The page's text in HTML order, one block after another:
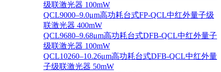
级联激光器 100mW
QCL9000–9.0μm高功耗台式FP-QCL中红外量子级
联激光器 400mW
QCL9680–9.68μm高功耗台式DFB-QCL中红外量子
级联激光器 100mW
QCL10260–10.26μm高功耗台式DFB-QCL中红外量
子级联激光器 50mW